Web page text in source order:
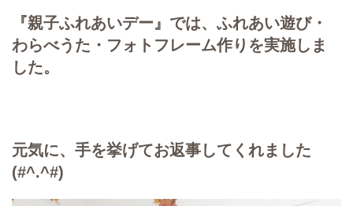
『親子ふれあいデー』では、ふれあい遊び・
わらべうた・フォトフレーム作りを実施しま
した。
元気に、手を挙げてお返事してくれました
(#^.^#)